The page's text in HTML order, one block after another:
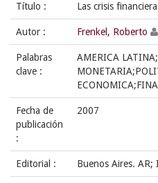
Título : Las crisis
Autor : Frenkel, Roberto
Palabras
clave :
AMERICA
Fecha de
publicación
:
2007
Editorial : Buenos Aires. AR;